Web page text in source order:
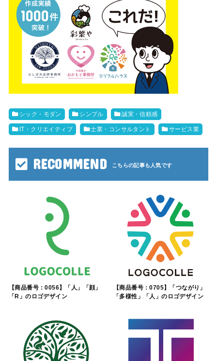
シック・モダン シンプル 誠実・信頼感
IT・クリエイティブ 士業・コンサルタント サービス業
RECOMMEND
【商品番号：0056】「人」「顔」
「R」のロゴデザイン
【商品番号：0705】「つながり」
「多様性」「人」のロゴデザイン